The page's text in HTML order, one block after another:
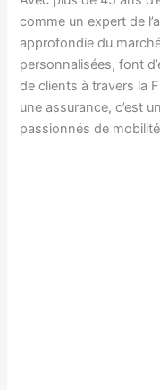
comme un expert de
approfondie du
personnalisées, font
de clients à travers la
une assurance, c’est
passionnés de